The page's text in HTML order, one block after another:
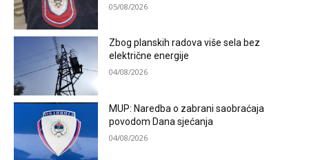
05/08/2026
Zbog planskih radova više sela bez
električne energije
04/08/2026
MUP: Naredba o zabrani saobraćaja
povodom Dana sjećanja
04/08/2026